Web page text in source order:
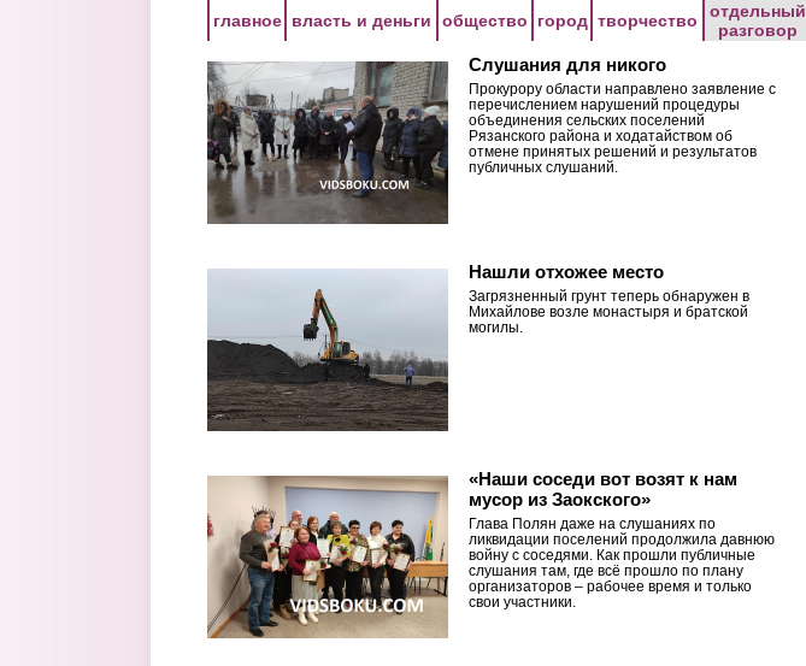
главное власть и деньги общество город творчество
отдельный
разговор
Слушания для никого
Прокурору области направлено заявление с
перечислением нарушений процедуры
объединения сельских поселений
Рязанского района и ходатайством об
отмене принятых решений и результатов
публичных слушаний.
Нашли отхожее место
Загрязненный грунт теперь обнаружен в
Михайлове возле монастыря и братской
могилы.
«Наши соседи вот возят к нам
мусор из Заокского»
Глава Полян даже на слушаниях по
ликвидации поселений продолжила давнюю
войну с соседями. Как прошли публичные
слушания там, где всё прошло по плану
организаторов – рабочее время и только
свои участники.